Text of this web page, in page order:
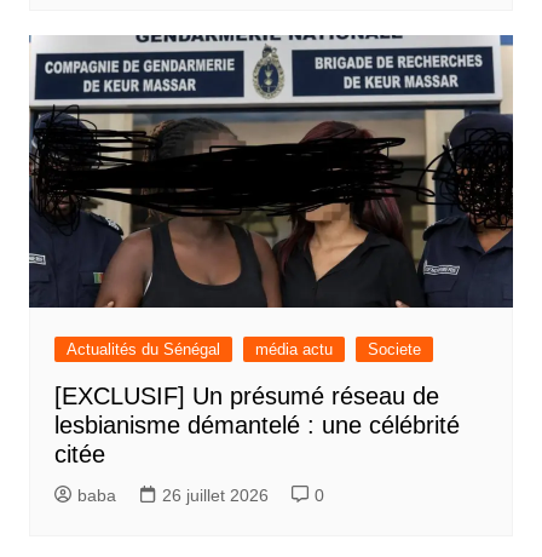
Actualités du Sénégal média actu Societe
[EXCLUSIF] Un présumé réseau de
lesbianisme démantelé : une célébrité
citée
baba 26 juillet 2026 0